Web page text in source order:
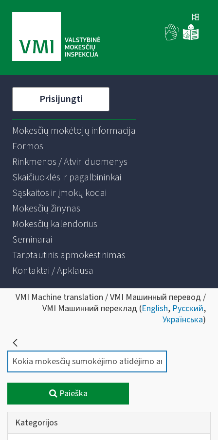
Prisijungti
Mokesčių mokėtojų informacija
Formos
Rinkmenos / Atviri duomenys
Skaičiuoklės ir pagalbininkai
Sąskaitos ir įmokų kodai
Mokesčių žinynas
Mokesčių kalendorius
Seminarai
Tarptautinis apmokestinimas
Kontaktai / Apklausa
VMI Machine translation / VMI Машинный перевод /
VMI Машинний переклад (English, Русский,
Українська)
Paieška
Kategorijos